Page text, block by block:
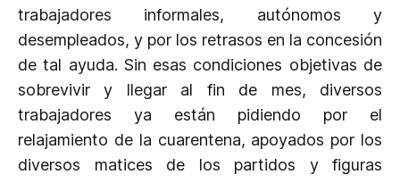
trabajadores informales, autónomos y
desempleados, y por los retrasos en la concesión
de tal ayuda. Sin esas condiciones objetivas de
sobrevivir y llegar al fin de mes, diversos
trabajadores ya están pidiendo por el
relajamiento de la cuarentena, apoyados por los
diversos matices de los partidos y figuras